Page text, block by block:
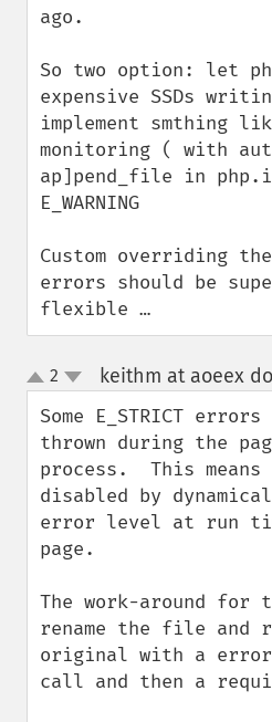
ago.
So two option: let
expensive SSDs
implement smthing
monitoring ( with
ap]pend_file in
E_WARNING
Custom overriding
errors should be
flexible …
up
down
2 keithm at aoeex
Some E_STRICT
thrown during the
process.  This
disabled by
error level at run
page.
The work-around for
rename the file and
original with a
call and then a